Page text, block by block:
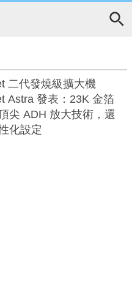
二代發燒級擴大機
Astra 發表：23K 金箔
尖 ADH 放大技術，還
化設定